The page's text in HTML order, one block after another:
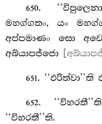
650.
මහග්ගතං, යං
අප්පමාණං සො
අබ්යාපජ්ජො
651.
652.
‘‘විහරතී’’ති.